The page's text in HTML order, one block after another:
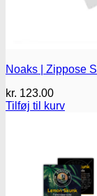
Noaks | Zippose
kr. 123.00
Tilføj til kurv